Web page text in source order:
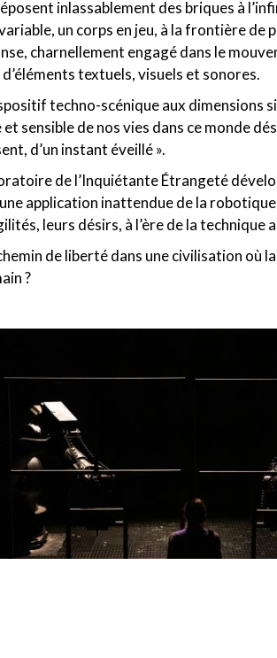
inlassablement des briques à
un corps en jeu, à la frontière de
charnellement engagé dans le
textuels, visuels et sonores.
techno-scénique aux dimensions
sensible de nos vies dans ce monde
d’un instant éveillé ».
de l’Inquiétante Étrangeté
une application inattendue de la
leurs désirs, à l’ère de la technique
de liberté dans une civilisation où
?